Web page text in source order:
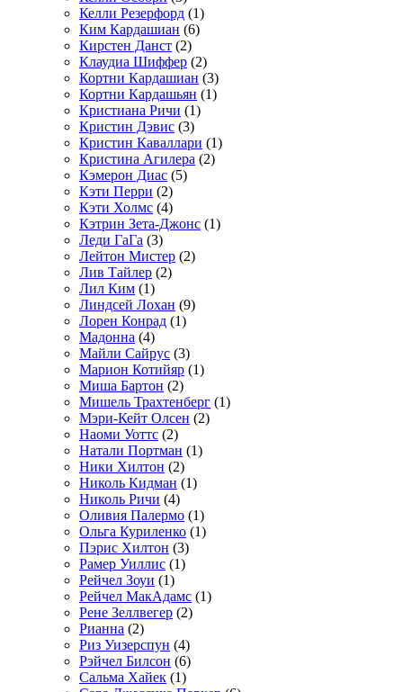
Келли Резерфорд (1)
Ким Кардашиан (6)
Кирстен Данст (2)
Клаудиа Шиффер (2)
Кортни Кардашиан (3)
Кортни Кардашьян (1)
Кристиана Ричи (1)
Кристин Дэвис (3)
Кристин Каваллари (1)
Кристина Агилера (2)
Кэмерон Диас (5)
Кэти Перри (2)
Кэти Холмс (4)
Кэтрин Зета-Джонс (1)
Леди ГаГа (3)
Лейтон Мистер (2)
Лив Тайлер (2)
Лил Ким (1)
Линдсей Лохан (9)
Лорен Конрад (1)
Мадонна (4)
Майли Сайрус (3)
Марион Котийяр (1)
Миша Бартон (2)
Мишель Трахтенберг (1)
Мэри-Кейт Олсен (2)
Наоми Уоттс (2)
Натали Портман (1)
Ники Хилтон (2)
Николь Кидман (1)
Николь Ричи (4)
Оливия Палермо (1)
Ольга Куриленко (1)
Пэрис Хилтон (3)
Рамер Уиллис (1)
Рейчел Зоуи (1)
Рейчел МакАдамс (1)
Рене Зеллвегер (2)
Рианна (2)
Риз Уизерспун (4)
Рэйчел Билсон (6)
Сальма Хайек (1)